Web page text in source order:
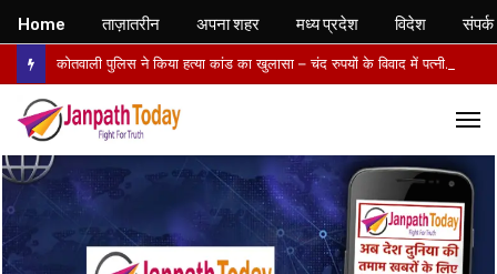
कोतवाली पुलिस ने किया हत्या कांड का खुलासा – चंद रुपयों के विवाद में पत्नी की पीट-पीटकर हत्या, पति गिरफ्तार- पोस्टमार्टम में तिल्ली फटने से मौत की पुष्टि
Home ताज़ातरीन अपना शहर मध्य प्रदेश विदेश संपर्क